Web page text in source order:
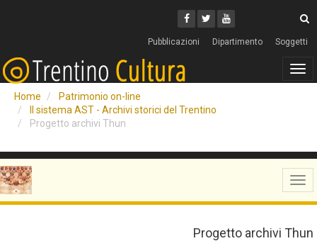
Facebook
Twitter
Youtube
Pubblicazioni Dipartimento Soggetti
Home
Patrimonio on-line
Il sistema AST - Archivi storici del Trentino
Progetto archivi Thun
Progetto archivi Thun